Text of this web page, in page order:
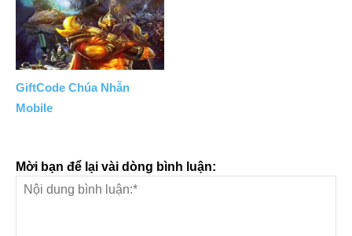
GiftCode Chúa Nhẫn
Mobile
Mời bạn để lại vài dòng bình luận: